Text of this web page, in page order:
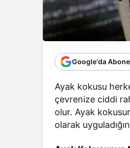
Google'da
Ayak kokusu
çevrenize ciddi
olur. Ayak
olarak